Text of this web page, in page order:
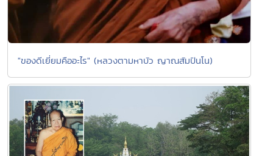
"ของดีเยี่ยมคืออะไร" (หลวงตามหาบัว ญาณสัมปันโน)